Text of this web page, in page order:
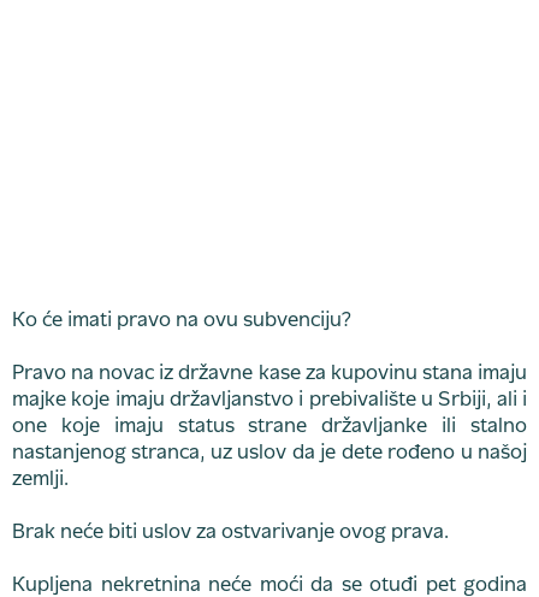
Ko će imati pravo na ovu subvenciju?
Pravo na novac iz državne kase za kupovinu stana imaju
majke koje imaju državljanstvo i prebivalište u Srbiji, ali i
one koje imaju status strane državljanke ili stalno
nastanjenog stranca, uz uslov da je dete rođeno u našoj
zemlji.
Brak neće biti uslov za ostvarivanje ovog prava.
Kupljena nekretnina neće moći da se otuđi pet godina